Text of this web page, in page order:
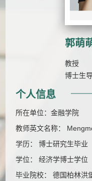
郭萌
教授
博士生
个人信息
所在单位：金融学院
教师英文名称：
学历： 博士研究生毕业
学位： 经济学博士学位
毕业院校： 德国柏林洪